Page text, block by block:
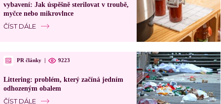
vybavení: Jak úspěšně sterilovat v troubě,
myčce nebo mikrovlnce
ČÍST DÁLE
PR články | 9223
Littering: problém, který začíná jedním
odhozeným obalem
ČÍST DÁLE